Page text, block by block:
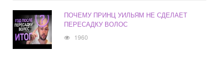
ПОЧЕМУ ПРИНЦ УИЛЬЯМ НЕ СДЕЛАЕТ
ПЕРЕСАДКУ ВОЛОС
1960